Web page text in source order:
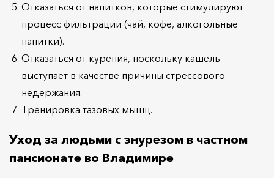
Отказаться от напитков, которые стимулируют
процесс фильтрации (чай, кофе, алкогольные
напитки).
Отказаться от курения, поскольку кашель
выступает в качестве причины стрессового
недержания.
Тренировка тазовых мышц.
Уход за людьми с энурезом в частном
пансионате во Владимире